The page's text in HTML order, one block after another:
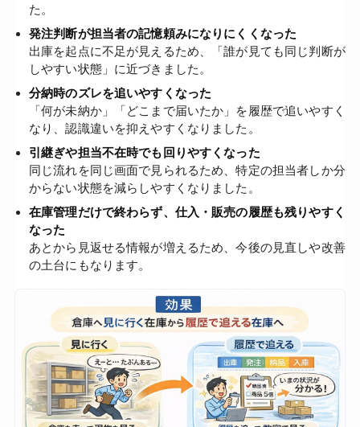
た。
発注判断が担当者の記憶頼みになりにくくなった
出庫を起点に不足が見えるため、「誰が見ても同じ判断が
しやすい状態」に近づきました。
分納時のズレを追いやすくなった
「何が未納か」「どこまで届いたか」を履歴で追いやすく
なり、認識違いを抑えやすくなりました。
引継ぎや担当不在時でも回りやすくなった
同じ流れを同じ画面で見られるため、特定の担当者しか分
からない状態を減らしやすくなりました。
在庫管理だけで終わらず、仕入・販売の履歴も残りやすく
なった
あとから見返せる情報が増えるため、今後の見直しや改善
の土台にもなります。